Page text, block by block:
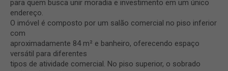
para quem busca unir moradia e investimento em um único
endereço.
O imóvel é composto por um salão comercial no piso inferior
com
aproximadamente 84 m² e banheiro, oferecendo espaço
versátil para diferentes
tipos de atividade comercial. No piso superior, o sobrado